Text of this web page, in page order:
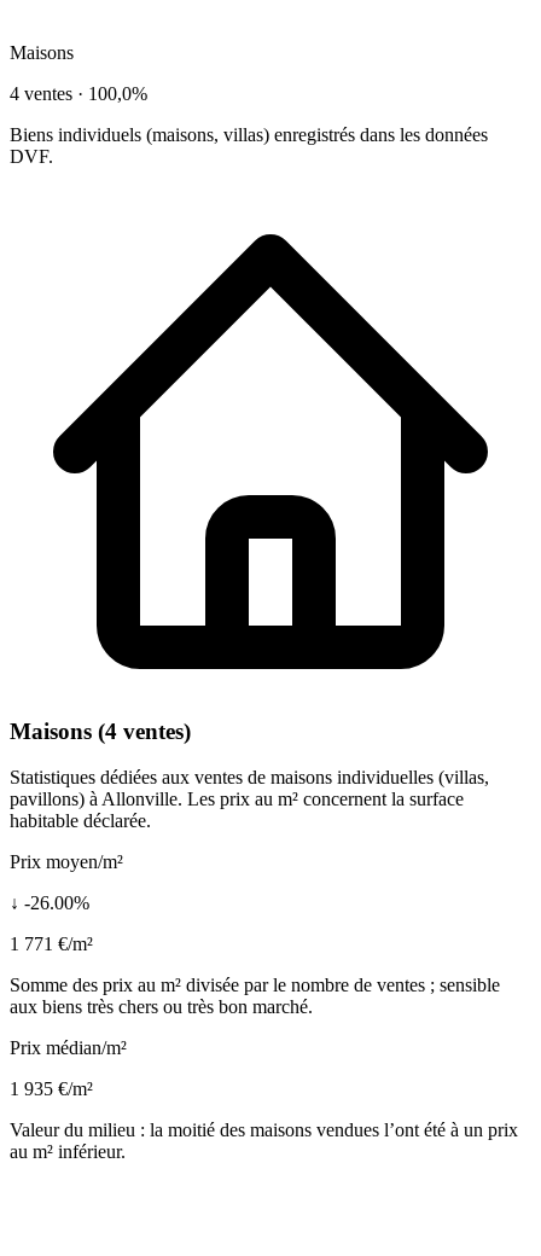
Maisons
4 ventes · 100,0%
Biens individuels (maisons, villas) enregistrés dans les données
DVF.
Maisons (4 ventes)
Statistiques dédiées aux ventes de maisons individuelles (villas,
pavillons) à Allonville. Les prix au m² concernent la surface
habitable déclarée.
Prix moyen/m²
↓ -26.00%
1 771 €/m²
Somme des prix au m² divisée par le nombre de ventes ; sensible
aux biens très chers ou très bon marché.
Prix médian/m²
1 935 €/m²
Valeur du milieu : la moitié des maisons vendues l’ont été à un prix
au m² inférieur.